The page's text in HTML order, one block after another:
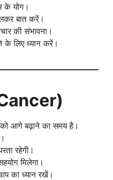
के योग।
बात करें।
की संभावना।
के लिए ध्यान करें।
आगे बढ़ाने का समय है।
रहेगी।
मिलेगा।
का ध्यान रखें।